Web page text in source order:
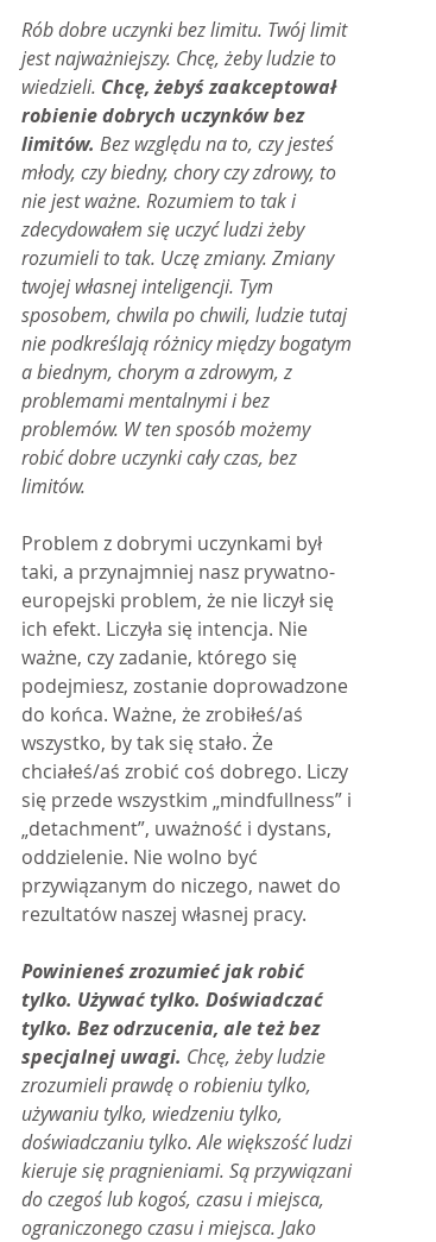
Rób dobre uczynki bez limitu. Twój limit
jest najważniejszy. Chcę, żeby ludzie to
wiedzieli. Chcę, żebyś zaakceptował
robienie dobrych uczynków bez
limitów. Bez względu na to, czy jesteś
młody, czy biedny, chory czy zdrowy, to
nie jest ważne. Rozumiem to tak i
zdecydowałem się uczyć ludzi żeby
rozumieli to tak. Uczę zmiany. Zmiany
twojej własnej inteligencji. Tym
sposobem, chwila po chwili, ludzie tutaj
nie podkreślają różnicy między bogatym
a biednym, chorym a zdrowym, z
problemami mentalnymi i bez
problemów. W ten sposób możemy
robić dobre uczynki cały czas, bez
limitów.
Problem z dobrymi uczynkami był
taki, a przynajmniej nasz prywatno-
europejski problem, że nie liczył się
ich efekt. Liczyła się intencja. Nie
ważne, czy zadanie, którego się
podejmiesz, zostanie doprowadzone
do końca. Ważne, że zrobiłeś/aś
wszystko, by tak się stało. Że
chciałeś/aś zrobić coś dobrego. Liczy
się przede wszystkim „mindfullness” i
„detachment”, uważność i dystans,
oddzielenie. Nie wolno być
przywiązanym do niczego, nawet do
rezultatów naszej własnej pracy.
Powinieneś zrozumieć jak robić
tylko. Używać tylko. Doświadczać
tylko. Bez odrzucenia, ale też bez
specjalnej uwagi. Chcę, żeby ludzie
zrozumieli prawdę o robieniu tylko,
używaniu tylko, wiedzeniu tylko,
doświadczaniu tylko. Ale większość ludzi
kieruje się pragnieniami. Są przywiązani
do czegoś lub kogoś, czasu i miejsca,
ograniczonego czasu i miejsca. Jako